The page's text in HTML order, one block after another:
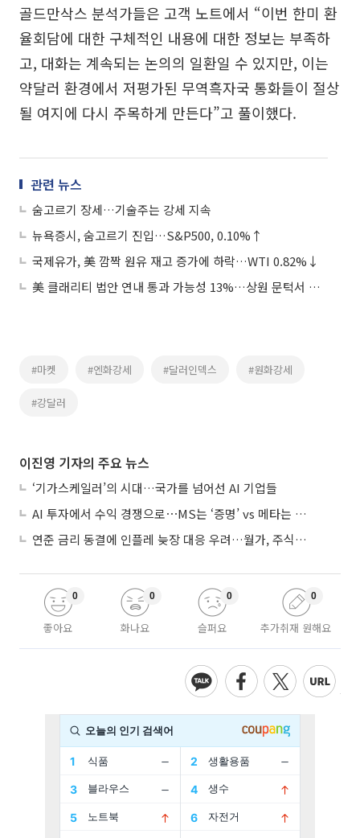
골드만삭스 분석가들은 고객 노트에서 “이번 한미 환
율회담에 대한 구체적인 내용에 대한 정보는 부족하
고, 대화는 계속되는 논의의 일환일 수 있지만, 이는
약달러 환경에서 저평가된 무역흑자국 통화들이 절상
될 여지에 다시 주목하게 만든다”고 풀이했다.
관련 뉴스
숨고르기 장세…기술주는 강세 지속
뉴욕증시, 숨고르기 진입…S&P500, 0.10%↑
국제유가, 美 깜짝 원유 재고 증가에 하락…WTI 0.82%↓
美 클래리티 법안 연내 통과 가능성 13%…상원 문턱서 제동
#마켓 #엔화강세 #달러인덱스 #원화강세
#강달러
이진영 기자의 주요 뉴스
‘기가스케일러’의 시대…국가를 넘어선 AI 기업들
AI 투자에서 수익 경쟁으로⋯MS는 ‘증명’ vs 메타는 ‘숙제’
연준 금리 동결에 인플레 늦장 대응 우려…월가, 주식도 채권도 던졌다
좋아요
0
화나요
0
슬퍼요
0
추가취재 원해요
0